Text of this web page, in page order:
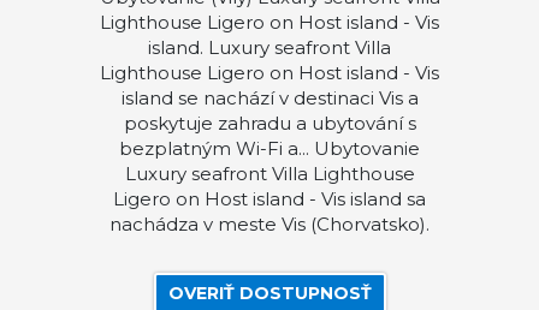
Lighthouse Ligero on Host island - Vis
island. Luxury seafront Villa
Lighthouse Ligero on Host island - Vis
island se nachází v destinaci Vis a
poskytuje zahradu a ubytování s
bezplatným Wi-Fi a... Ubytovanie
Luxury seafront Villa Lighthouse
Ligero on Host island - Vis island sa
nachádza v meste Vis (Chorvatsko).
OVERIŤ DOSTUPNOSŤ